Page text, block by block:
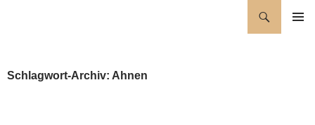
Schlagwort-Archiv: Ahnen